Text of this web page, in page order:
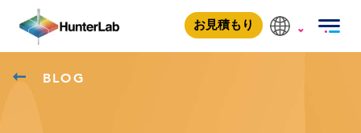
お見積もり
BLOG